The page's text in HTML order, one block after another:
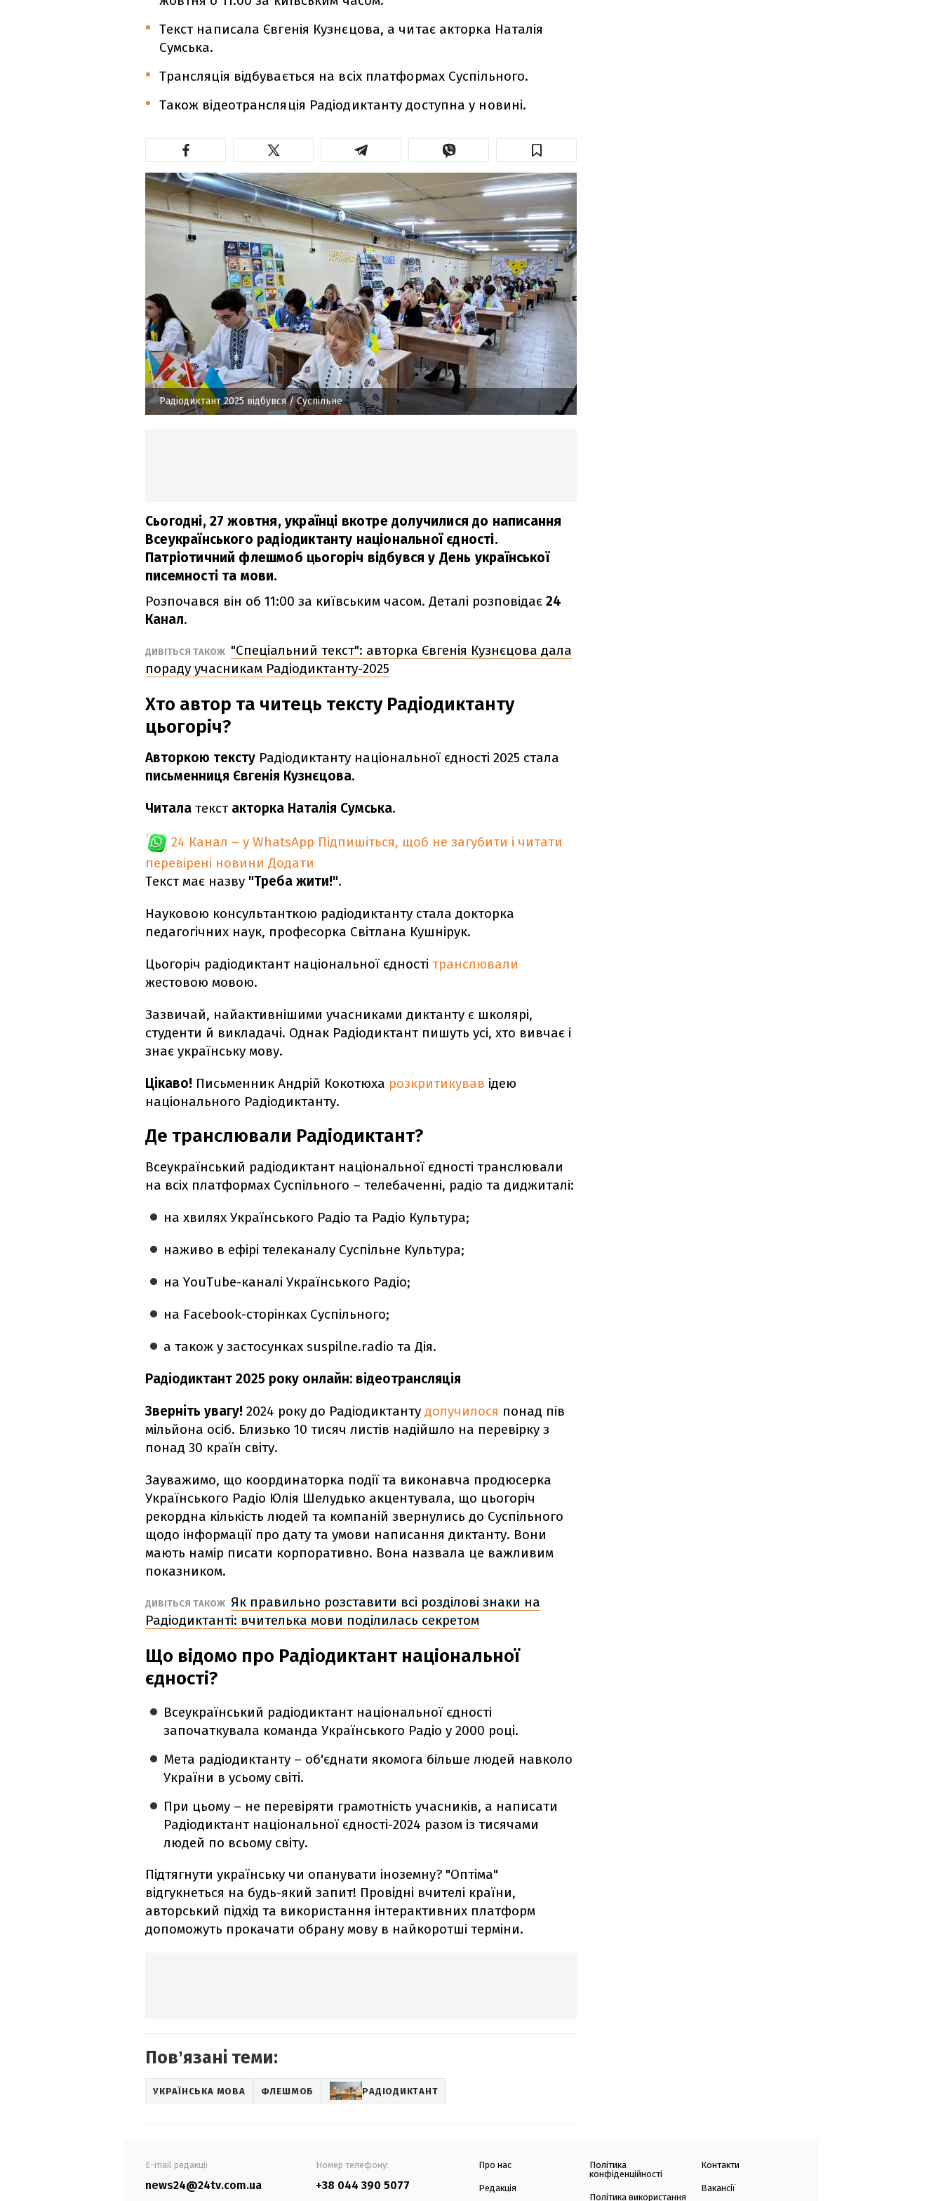
Текст написала Євгенія Кузнєцова, а читає акторка Наталія
Сумська.
Трансляція відбувається на всіх платформах Суспільного.
Також відеотрансляція Радіодиктанту доступна у новині.
Радіодиктант 2025 відбувся/ Суспільне
Сьогодні, 27 жовтня, українці вкотре долучилися до написання
Всеукраїнського радіодиктанту національної єдності.
Патріотичний флешмоб цьогоріч відбувся у День української
писемності та мови.
Розпочався він об 11:00 за київським часом. Деталі розповідає 24
Канал.
ДИВІТЬСЯ ТАКОЖ "Спеціальний текст": авторка Євгенія Кузнєцова дала
пораду учасникам Радіодиктанту-2025
Хто автор та читець тексту Радіодиктанту
цьогоріч?
Авторкою тексту Радіодиктанту національної єдності 2025 стала
письменниця Євгенія Кузнєцова.
Читала текст акторка Наталія Сумська.
24 Канал – у WhatsApp Підпишіться, щоб не загубити і читати
перевірені новини Додати
Текст має назву "Треба жити!".
Науковою консультанткою радіодиктанту стала докторка
педагогічних наук, професорка Світлана Кушнірук.
Цьогоріч радіодиктант національної єдності транслювали
жестовою мовою.
Зазвичай, найактивнішими учасниками диктанту є школярі,
студенти й викладачі. Однак Радіодиктант пишуть усі, хто вивчає і
знає українську мову.
Цікаво! Письменник Андрій Кокотюха розкритикував ідею
національного Радіодиктанту.
Де транслювали Радіодиктант?
Всеукраїнський радіодиктант національної єдності транслювали
на всіх платформах Суспільного – телебаченні, радіо та диджиталі:
на хвилях Українського Радіо та Радіо Культура;
наживо в ефірі телеканалу Суспільне Культура;
на YouTube-каналі Українського Радіо;
на Facebook-сторінках Суспільного;
а також у застосунках suspilne.radio та Дія.
Радіодиктант 2025 року онлайн: відеотрансляція
Зверніть увагу! 2024 року до Радіодиктанту долучилося понад пів
мільйона осіб. Близько 10 тисяч листів надійшло на перевірку з
понад 30 країн світу.
Зауважимо, що координаторка події та виконавча продюсерка
Українського Радіо Юлія Шелудько акцентувала, що цьогоріч
рекордна кількість людей та компаній звернулись до Суспільного
щодо інформації про дату та умови написання диктанту. Вони
мають намір писати корпоративно. Вона назвала це важливим
показником.
ДИВІТЬСЯ ТАКОЖ Як правильно розставити всі розділові знаки на
Радіодиктанті: вчителька мови поділилась секретом
Що відомо про Радіодиктант національної
єдності?
Всеукраїнський радіодиктант національної єдності
започаткувала команда Українського Радіо у 2000 році.
Мета радіодиктанту – об'єднати якомога більше людей навколо
України в усьому світі.
При цьому – не перевіряти грамотність учасників, а написати
Радіодиктант національної єдності-2024 разом із тисячами
людей по всьому світу.
Підтягнути українську чи опанувати іноземну? "Оптіма"
відгукнеться на будь-який запит! Провідні вчителі країни,
авторський підхід та використання інтерактивних платформ
допоможуть прокачати обрану мову в найкоротші терміни.
Повʼязані теми:
УКРАЇНСЬКА МОВА ФЛЕШМОБ РАДІОДИКТАНТ
E-mail редакції
news24@24tv.com.ua
Номер телефону:
+38 044 390 5077
Про нас
Редакція
Політика
конфіденційності
Політика використання
Контакти
Вакансії